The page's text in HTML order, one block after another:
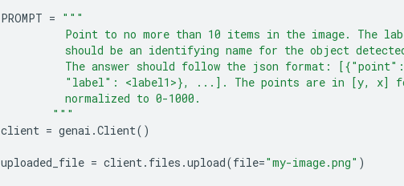
PROMPT = """
Point to no more than 10 items in the image. The
should be an identifying name for the object
The answer should follow the json format:
"label": <label1>}, ...]. The points are in [y, x]
          normalized to 0-1000.
        """
client = genai .Client()
uploaded_file = client. files .upload(file="my-image.png" )